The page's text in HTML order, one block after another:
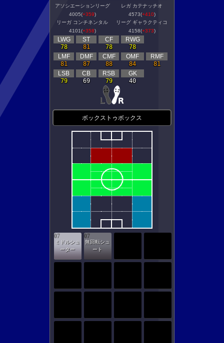
アソシエーションリーグ
レガ カテナッチオ
4005(+359) 4573(+410)
リーガ コンチネンタル
リーグ ギャラクティコ
4101(+358) 4158(+373)
LWG
78
ST
81
CF
78
RWG
78
LMF
81
DMF
87
CMF
88
OMF
84
RMF
81
LSB
79
CB
69
RSB
79
GK
40
ボックストゥボックス
07
ミドルシュ
ーター
07
無回転シュ
ート